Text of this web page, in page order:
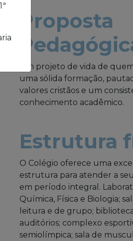
Proposta
Um projeto de vida de
uma sólida formação,
valores cristãos e um
conhecimento acadêmico.
Estrutura
O Colégio oferece uma
estrutura para atender a
em período integral.
Química, Física e Biologia;
leitura e de grupo;
auditórios; complexo
semiolímpica; sala de